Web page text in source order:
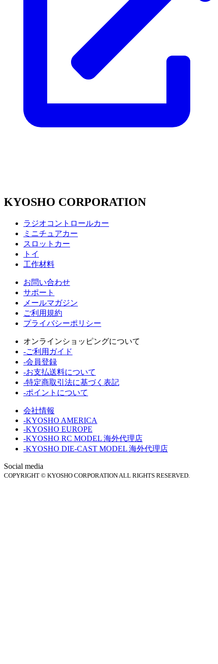
KYOSHO CORPORATION
ラジオコントロールカー
ミニチュアカー
スロットカー
トイ
工作材料
お問い合わせ
サポート
メールマガジン
ご利用規約
プライバシーポリシー
オンラインショッピングについて
-ご利用ガイド
-会員登録
-お支払送料について
-特定商取引法に基づく表記
-ポイントについて
会社情報
-KYOSHO AMERICA
-KYOSHO EUROPE
-KYOSHO RC MODEL 海外代理店
-KYOSHO DIE-CAST MODEL 海外代理店
Social media
COPYRIGHT © KYOSHO CORPORATION ALL RIGHTS RESERVED.